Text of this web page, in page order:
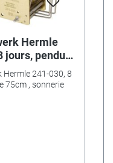
jusqu'à deux
pile alcaline
Mouvement
avec tube de
pour les aiguilles
plastique) à
utilisé pour les
de gamme ou
en plastique)
Hermle
jours, pendule
sur gong
Hermle 241-030, 8
75cm , sonnerie